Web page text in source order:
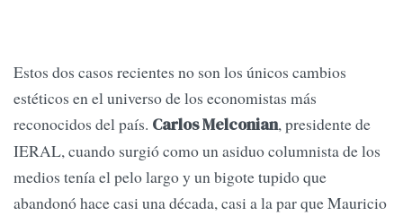
Estos dos casos recientes no son los únicos cambios
estéticos en el universo de los economistas más
reconocidos del país. Carlos Melconian, presidente de
IERAL, cuando surgió como un asiduo columnista de los
medios tenía el pelo largo y un bigote tupido que
abandonó hace casi una década, casi a la par que Mauricio